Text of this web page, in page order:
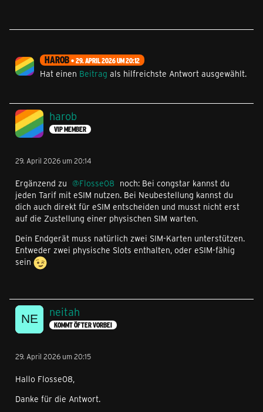
HAROB 29. APRIL 2026 UM 20:12
Hat einen Beitrag als hilfreichste Antwort ausgewählt.
harob
VIP MEMBER
29. April 2026 um 20:14
Ergänzend zu Flosse08 noch: Bei congstar kannst du
jeden Tarif mit eSIM nutzen. Bei Neubestellung kannst du
dich auch direkt für eSIM entscheiden und musst nicht erst
auf die Zustellung einer physischen SIM warten.
Dein Endgerät muss natürlich zwei SIM-Karten unterstützen.
Entweder zwei physische Slots enthalten, oder eSIM-fähig
sein
neitah
KOMMT ÖFTER VORBEI
29. April 2026 um 20:15
Hallo Flosse08,
Danke für die Antwort.